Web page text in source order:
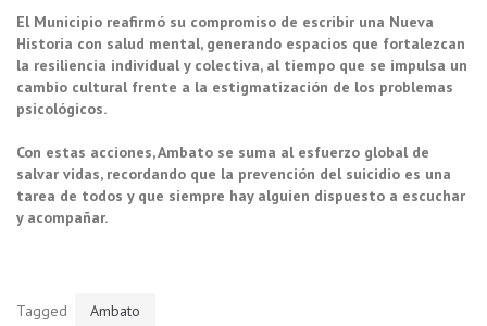
El Municipio reafirmó su compromiso de escribir una Nueva
Historia con salud mental, generando espacios que fortalezcan
la resiliencia individual y colectiva, al tiempo que se impulsa un
cambio cultural frente a la estigmatización de los problemas
psicológicos.
Con estas acciones, Ambato se suma al esfuerzo global de
salvar vidas, recordando que la prevención del suicidio es una
tarea de todos y que siempre hay alguien dispuesto a escuchar
y acompañar.
Tagged Ambato